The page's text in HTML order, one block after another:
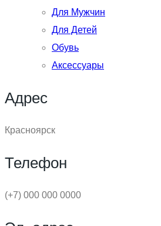
Для Мужчин
Для Детей
Обувь
Аксессуары
Адрес
Красноярск
Телефон
(+7) 000 000 0000